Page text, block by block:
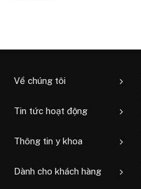
Về chúng tôi
Tin tức hoạt động
Thông tin y khoa
Dành cho khách hàng